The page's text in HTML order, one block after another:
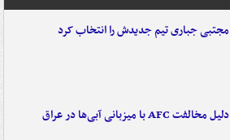
مجتبی جباری تیم جدیدش را انتخاب کرد
دلیل مخالفت AFC با میزبانی آبی‌ها در عراق